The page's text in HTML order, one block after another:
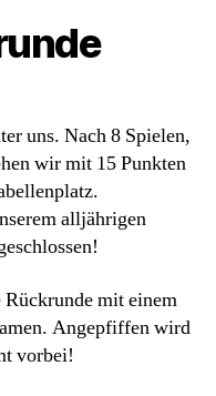
uns. Nach 8 Spielen,
wir mit 15 Punkten
alljährigen
mit einem
Angepfiffen wird
vorbei!